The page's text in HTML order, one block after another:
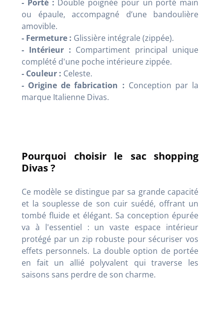
- Porté : Double poignée pour un porté main
ou épaule, accompagné d’une bandoulière
amovible.
- Fermeture : Glissière intégrale (zippée).
- Intérieur : Compartiment principal unique
complété d'une poche intérieure zippée.
- Couleur : Celeste.
- Origine de fabrication : Conception par la
marque Italienne Divas.
Pourquoi choisir le sac shopping
Divas ?
Ce modèle se distingue par sa grande capacité
et la souplesse de son cuir suédé, offrant un
tombé fluide et élégant. Sa conception épurée
va à l'essentiel : un vaste espace intérieur
protégé par un zip robuste pour sécuriser vos
effets personnels. La double option de portée
en fait un allié polyvalent qui traverse les
saisons sans perdre de son charme.